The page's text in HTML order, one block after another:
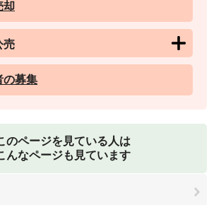
却
売
の募集
のページを見ている人は
んなページも見ています